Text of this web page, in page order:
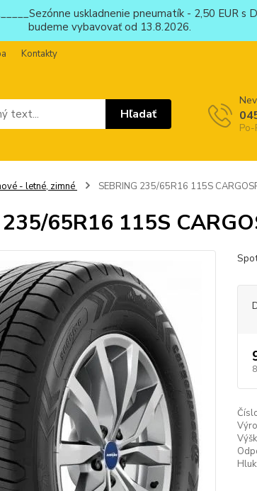
uskladnenie pneumatík - 2,50 EUR s
budeme vybavovať od 13.8.2026.
Kontakty
Hľadať
Po-
- letné, zimné SEBRING 235/65R16 115S
65R16 115S
Hluk: